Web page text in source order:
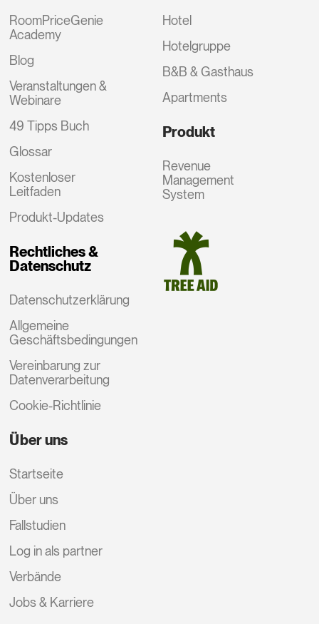
RoomPriceGenie
Academy
Blog
Veranstaltungen &
Webinare
49 Tipps Buch
Glossar
Kostenloser
Leitfaden
Produkt-Updates
Rechtliches &
Datenschutz
Datenschutzerklärung
Allgemeine
Geschäftsbedingungen
Vereinbarung zur
Datenverarbeitung
Cookie-Richtlinie
Hotel
Hotelgruppe
B&B & Gasthaus
Apartments
Produkt
Revenue
Management
System
Über uns
Startseite
Über uns
Fallstudien
Log in als partner
Verbände
Jobs & Karriere